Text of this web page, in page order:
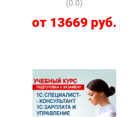
(0.0)
от 13669 руб.